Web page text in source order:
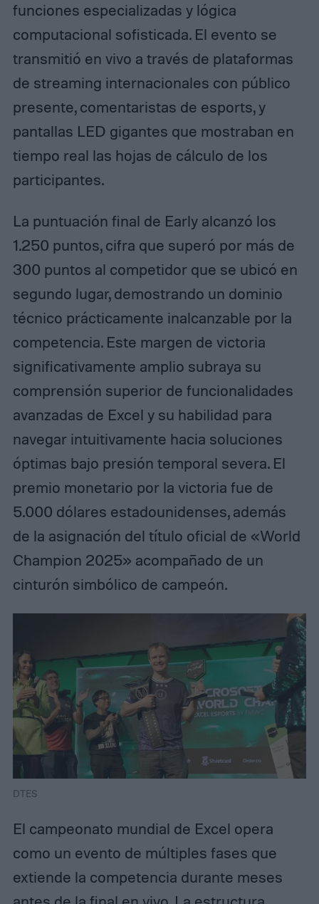
funciones especializadas y lógica
computacional sofisticada. El evento se
transmitió en vivo a través de plataformas
de streaming internacionales con público
presente, comentaristas de esports, y
pantallas LED gigantes que mostraban en
tiempo real las hojas de cálculo de los
participantes.
La puntuación final de Early alcanzó los
1.250 puntos, cifra que superó por más de
300 puntos al competidor que se ubicó en
segundo lugar, demostrando un dominio
técnico prácticamente inalcanzable por la
competencia. Este margen de victoria
significativamente amplio subraya su
comprensión superior de funcionalidades
avanzadas de Excel y su habilidad para
navegar intuitivamente hacia soluciones
óptimas bajo presión temporal severa. El
premio monetario por la victoria fue de
5.000 dólares estadounidenses, además
de la asignación del título oficial de «World
Champion 2025» acompañado de un
cinturón simbólico de campeón.
DTES
El campeonato mundial de Excel opera
como un evento de múltiples fases que
extiende la competencia durante meses